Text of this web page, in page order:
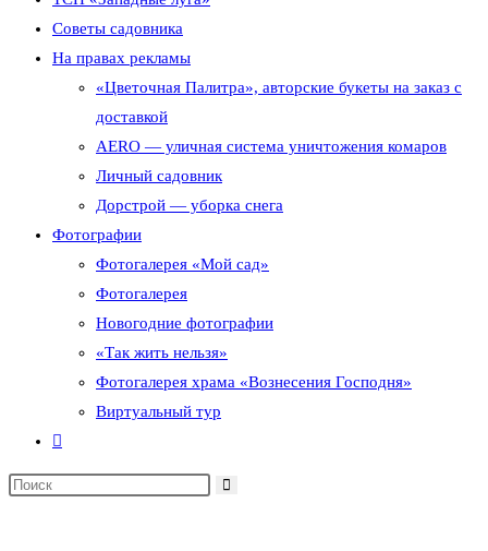
сайту
Советы садовника
На правах рекламы
«Цветочная Палитра», авторские букеты на заказ с
доставкой
AERO — уличная система уничтожения комаров
Личный садовник
Дорстрой — уборка снега
Фотографии
Фотогалерея «Мой сад»
Фотогалерея
Новогодние фотографии
«Так жить нельзя»
Фотогалерея храма «Вознесения Господня»
Виртуальный тур
Переключить
по